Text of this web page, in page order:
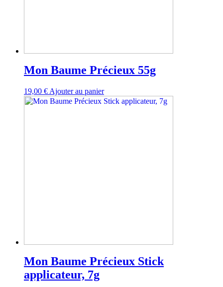
Mon Baume Précieux 55g
19,00 € Ajouter au panier
Mon Baume Précieux Stick
applicateur, 7g